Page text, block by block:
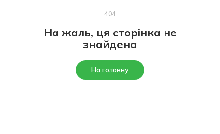
404
На жаль, ця сторінка не
знайдена
На головну